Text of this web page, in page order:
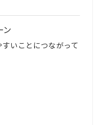
ン
いことにつながって